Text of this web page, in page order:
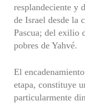
resplandeciente y
de Israel desde la
Pascua; del exilio
pobres de Yahvé.
El
etapa, constituye
particularmente